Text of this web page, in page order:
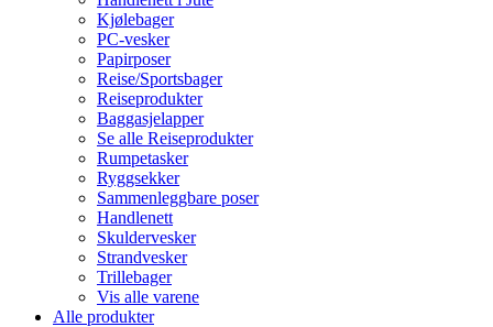
Kjølebager
PC-vesker
Papirposer
Reise/Sportsbager
Reiseprodukter
Baggasjelapper
Se alle Reiseprodukter
Rumpetasker
Ryggsekker
Sammenleggbare poser
Handlenett
Skuldervesker
Strandvesker
Trillebager
Vis alle varene
Alle produkter